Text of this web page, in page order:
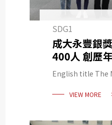
SDG1
成大永豐銀
400人 創歷
English title The
Scholarship Hit
VIEW MORE